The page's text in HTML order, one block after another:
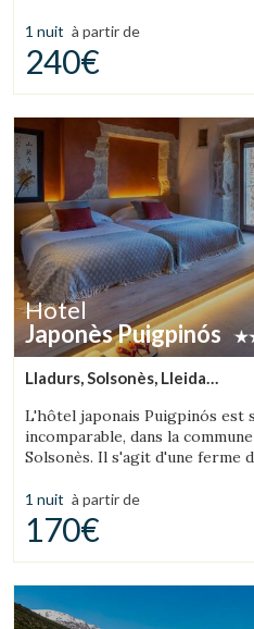
de confiance.
1 nuit à partir de
240€
Hotel
Japonès Puigpinós
Lladurs, Solsonès, Lleida
L'hôtel japonais Puigpinós est
incomparable, dans la
Solsonès. Il s'agit d'une ferme
avec le design et l'atmosphère
style japonais.
1 nuit à partir de
170€